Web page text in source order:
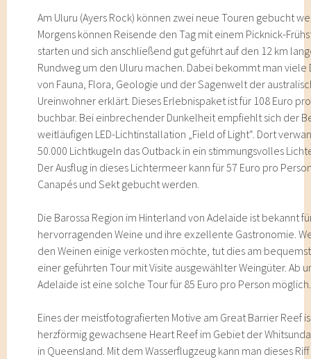
Am Uluru (Ayers Rock) können zwei neue Touren gebucht
Morgens können Reisende den Tag mit einem Picknick-
starten und sich anschließend gut geführt auf den 12 km
Rundweg um den Uluru machen. Dabei bekommt man viele
von Fauna, Flora, Geologie und der Sagenwelt der
Ureinwohner erklärt. Dieses Erlebnispaket ist für 108 Euro
buchbar. Bei einbrechender Dunkelheit empfiehlt sich der
weitläufigen LED-Lichtinstallation „Field of Light“. Dort
50.000 Lichtkugeln das Outback in ein stimmungsvolles
Der Ausflug in dieses Lichtermeer kann für 57 Euro pro
Canapés und Sekt gebucht werden.
Die Barossa Region im Hinterland von Adelaide ist bekannt
hervorragenden Weine und ihre exzellente Gastronomie.
den Weinen einige verkosten möchte, tut dies am
einer geführten Tour mit Visite ausgewählter Weingüter. Ab
Adelaide ist eine solche Tour für 85 Euro pro Person möglich.
Eines der meistfotografierten Motive am Great Barrier Reef
herzförmig gewachsene Heart Reef im Gebiet der
in Queensland. Mit dem Wasserflugzeug kann man dieses